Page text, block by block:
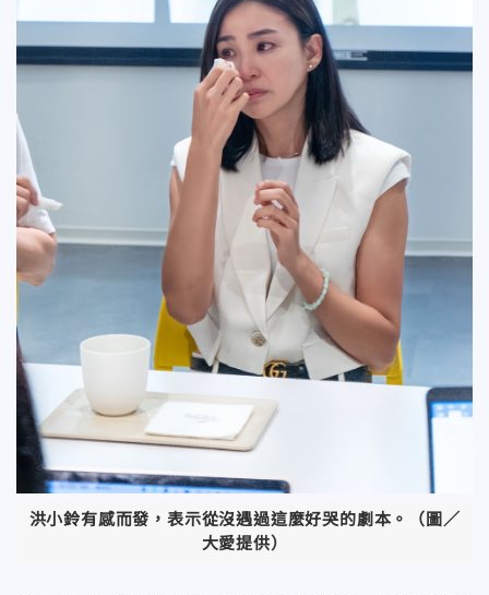
洪小鈴有感而發，表示從沒遇過這麼好哭的劇本。（圖／
大愛提供）